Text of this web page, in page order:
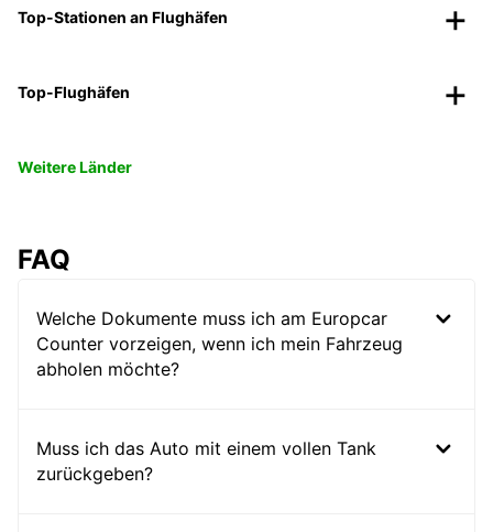
Top-Stationen an Flughäfen
Top-Flughäfen
Weitere Länder
FAQ
Welche Dokumente muss ich am Europcar
Counter vorzeigen, wenn ich mein Fahrzeug
abholen möchte?
Muss ich das Auto mit einem vollen Tank
zurückgeben?